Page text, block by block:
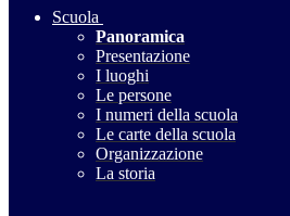
Scuola
Panoramica
Presentazione
I luoghi
Le persone
I numeri della scuola
Le carte della scuola
Organizzazione
La storia